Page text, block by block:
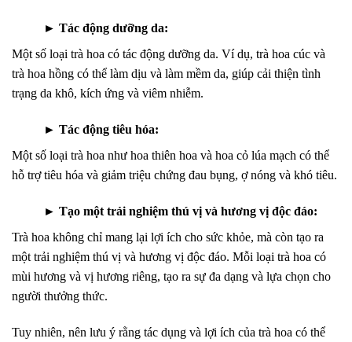
► Tác động dưỡng da:
Một số loại trà hoa có tác động dưỡng da. Ví dụ, trà hoa cúc và
trà hoa hồng có thể làm dịu và làm mềm da, giúp cải thiện tình
trạng da khô, kích ứng và viêm nhiễm.
► Tác động tiêu hóa:
Một số loại trà hoa như hoa thiên hoa và hoa cỏ lúa mạch có thể
hỗ trợ tiêu hóa và giảm triệu chứng đau bụng, ợ nóng và khó tiêu.
► Tạo một trải nghiệm thú vị và hương vị độc đáo:
Trà hoa không chỉ mang lại lợi ích cho sức khỏe, mà còn tạo ra
một trải nghiệm thú vị và hương vị độc đáo. Mỗi loại trà hoa có
mùi hương và vị hương riêng, tạo ra sự đa dạng và lựa chọn cho
người thưởng thức.
Tuy nhiên, nên lưu ý rằng tác dụng và lợi ích của trà hoa có thể